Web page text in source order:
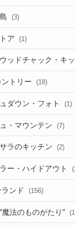
(3)
ア (1)
ッドチャック・キ
トリー (18)
ダウン・フォト (1)
・マウンテン (7)
ラのキッチン (2)
ー・ハイドアウト
ンド (156)
魔法のものがたり”